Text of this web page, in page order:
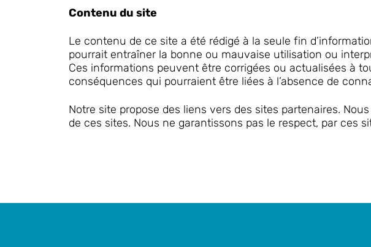
Contenu du site
Le contenu de ce site a été rédigé à la seule fin
pourrait entraîner la bonne ou mauvaise utilisation ou
Ces informations peuvent être corrigées ou actualisées à
conséquences qui pourraient être liées à l’absence de
Notre site propose des liens vers des sites partenaires.
de ces sites. Nous ne garantissons pas le respect, par ces